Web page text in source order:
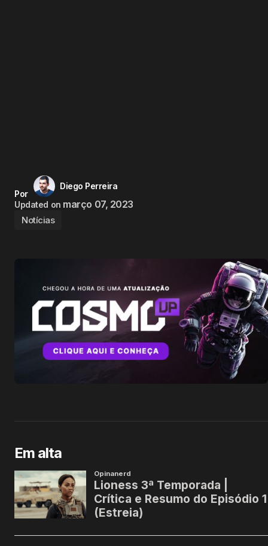
Por
Diego Perreira
Updated on março 07, 2023
Notícias
Em alta